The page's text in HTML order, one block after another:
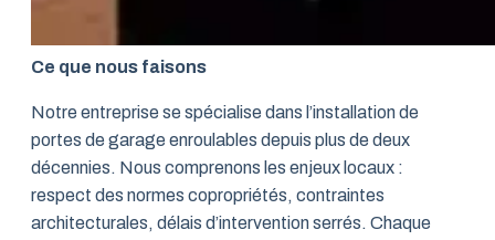
Ce que nous faisons
Notre entreprise se spécialise dans l’installation de
portes de garage enroulables depuis plus de deux
décennies. Nous comprenons les enjeux locaux :
respect des normes copropriétés, contraintes
architecturales, délais d’intervention serrés. Chaque